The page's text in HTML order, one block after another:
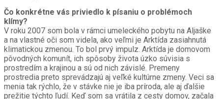
Čo konkrétne vás priviedlo k písaniu o problémoch
klímy?
V roku 2007 som bola v rámci umeleckého pobytu na Aljaške
a na vlastné oči som videla, ako veľmi je Arktída zasiahnutá
klimatickou zmenou. To bol prvý impulz. Arktída je domovom
pôvodných komunít, ich spôsoby života úzko súvisia s
prostredím a krajinou a sú od nich závislé. Premeny
prostredia preto sprevádzajú aj veľké kultúrne zmeny. Veci sa
menia tak rýchlo, že v stávke nie je iba príroda, ale aj ďalšie
prežitie týchto ľudí. Keď som sa vrátila z cesty domov, začala